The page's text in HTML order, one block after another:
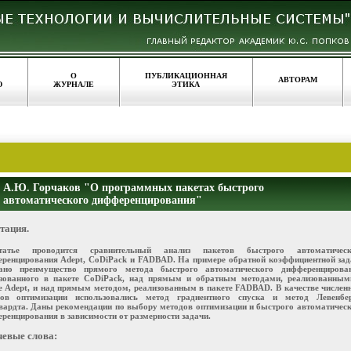
О
ЖУРНАЛЕ
ПУБЛИКАЦИОННАЯ
ЭТИКА
АВТОРАМ
А.Ю. Горчаков "О программных пакетах быстрого
автоматического дифференцирования"
проводится сравнительный анализ пакетов быстрого
Adept, CoDiPack и FADBAD. На примере обратной коэффициентной
преимущество прямого метода быстрого автоматического
в пакете CoDiPack, над прямым и обратным методами,
Adept, и над прямым методом, реализованным в пакете FADBAD. В качестве
оптимизации использовались метод градиентного спуска и метод
Даны рекомендации по выбору методов оптимизации и быстрого
в зависимости от размерности задачи.
слова: